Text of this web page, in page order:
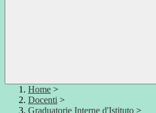
Home >
Docenti >
Graduatorie Interne d'Istituto >